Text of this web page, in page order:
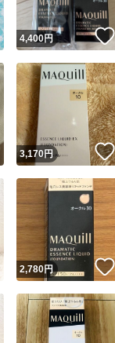
いいね！
4,400円
いいね！
3,170円
いいね！
2,780円